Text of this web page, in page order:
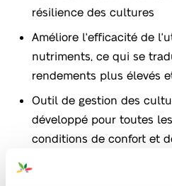
résilience des cultures
Améliore l'efficacité de
nutriments, ce qui se
rendements plus élevés
Outil de gestion des
développé pour toutes
conditions de confort et